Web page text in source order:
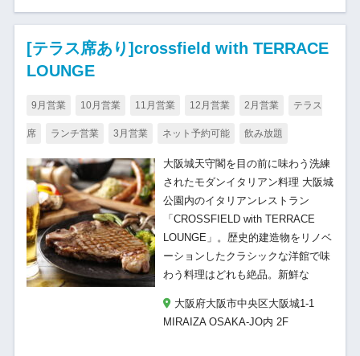
[テラス席あり]crossfield with TERRACE
LOUNGE
9月営業 10月営業 11月営業 12月営業 2月営業 テラス
席 ランチ営業 3月営業 ネット予約可能 飲み放題
大阪城天守閣を目の前に味わう洗練
されたモダンイタリアン料理 大阪城
公園内のイタリアンレストラン
「CROSSFIELD with TERRACE
LOUNGE」。歴史的建造物をリノベ
ーションしたクラシックな洋館で味
わう料理はどれも絶品。新鮮な
大阪府大阪市中央区大阪城1-1
MIRAIZA OSAKA-JO内 2F